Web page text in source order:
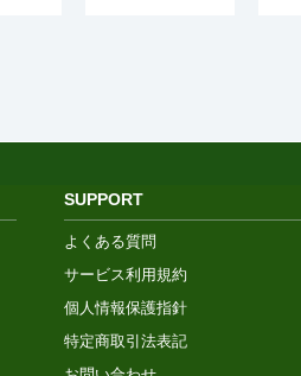
SUPPORT
よくある質問
サービス利用規約
個人情報保護指針
特定商取引法表記